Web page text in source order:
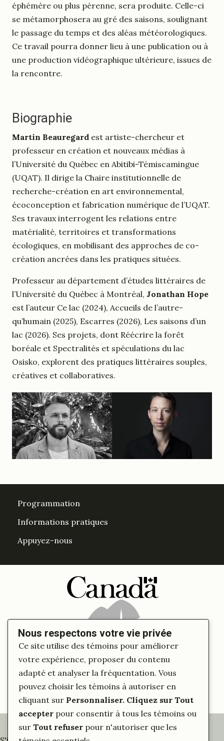
éphémère ou plus pérenne, sera produite. Celle-ci
se métamorphosera au gré des saisons, soulignant
le passage du temps et des aléas météorologiques.
Ce travail pourra donner lieu à une publication ou à
une production vidéographique ultérieure, issues de
la rencontre.
Biographie
Martin Beauregard est artiste-chercheur et
professeur en création et nouveaux médias à
l’Université du Québec en Abitibi-Témiscamingue
(UQAT). Il dirige la Chaire institutionnelle de
recherche-création en art environnemental,
écoconception et fabrication numérique de l’UQAT.
Ses travaux interrogent les relations entre
matérialité, territoires et transformations
écologiques, en mobilisant des approches de co-
création ancrées dans les pratiques situées.
Professeur au département d’études littéraires de
l’Université du Québec à Montréal, Jonathan Hope
est l’auteur Ce lac (2024), Accueils de l’autre-
qu’humain (2025), Escarres (2026), Les saisons d’un
lac (2026). Ses projets, dont Réécrire la forêt
boréale et Spectralités et spéculations du lac
Osisko, explorent des pratiques littéraires souples,
créatives et collaboratives.
Programmation
Informations pratiques
Appuyez-nous
Nous respectons votre vie privée
Ce site utilise des témoins pour améliorer
votre expérience, proposer du contenu
adapté et analyser la fréquentation. Vous
pouvez choisir les témoins à autoriser en
cliquant sur Personnaliser. Cliquez sur Tout
accepter pour consentir à tous les témoins ou
sur Tout refuser pour n'autoriser que les